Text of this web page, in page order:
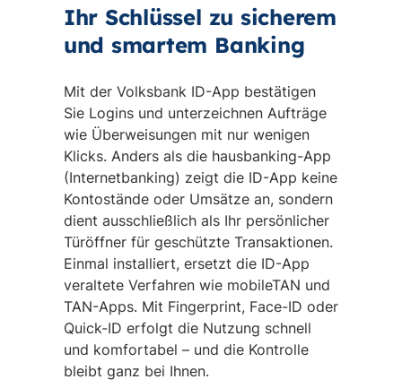
Ihr Schlüssel zu sicherem
und smartem Banking
Mit der Volksbank ID-App bestätigen
Sie Logins und unterzeichnen Aufträge
wie Überweisungen mit nur wenigen
Klicks. Anders als die hausbanking-App
(Internetbanking) zeigt die ID-App keine
Kontostände oder Umsätze an, sondern
dient ausschließlich als Ihr persönlicher
Türöffner für geschützte Transaktionen.
Einmal installiert, ersetzt die ID-App
veraltete Verfahren wie mobileTAN und
TAN-Apps. Mit Fingerprint, Face-ID oder
Quick-ID erfolgt die Nutzung schnell
und komfortabel – und die Kontrolle
bleibt ganz bei Ihnen.